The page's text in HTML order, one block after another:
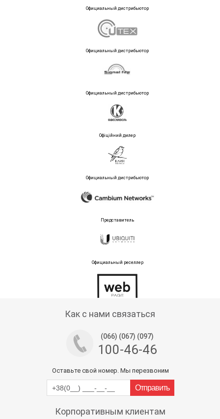
Официальный дистрибьютор
Официальный дистрибьютор
Официальный дистрибьютор
Офіційний дилер
Официальный дистрибьютор
Представитель
Официальный реселлер
Как с нами связаться
(066) (067) (097)
100-46-46
Оставьте свой номер. Мы перезвоним
Корпоративным клиентам